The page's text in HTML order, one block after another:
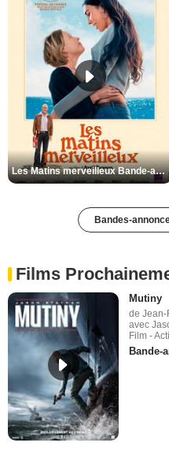
Les Matins merveilleux Bande-annonce VF
Bandes-
Films
Mutiny
de Jean-
avec
Film -
Bande-